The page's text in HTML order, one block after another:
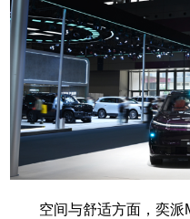
空间与舒适方面，奕